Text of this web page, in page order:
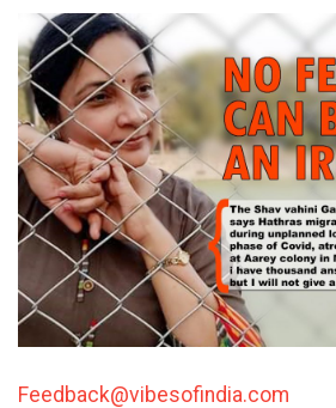
Feedback@vibesofindia.com